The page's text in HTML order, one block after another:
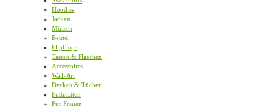
Hoodies
Jacken
Mützen
Beutel
FlipFlops
Tassen & Flaschen
Accessoires
Wall-Art
Decken & Tücher
Fußmatten
Für Frauen